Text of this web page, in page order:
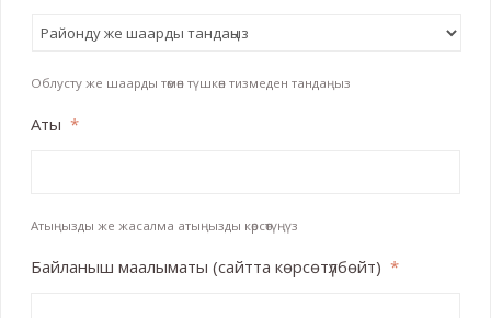
Облусту же шаарды төмөн түшкөн тизмеден тандаңыз
Аты *
Атыңызды же жасалма атыңызды көрсөтүңүз
Байланыш маалыматы (сайтта көрсөтүлбөйт) *